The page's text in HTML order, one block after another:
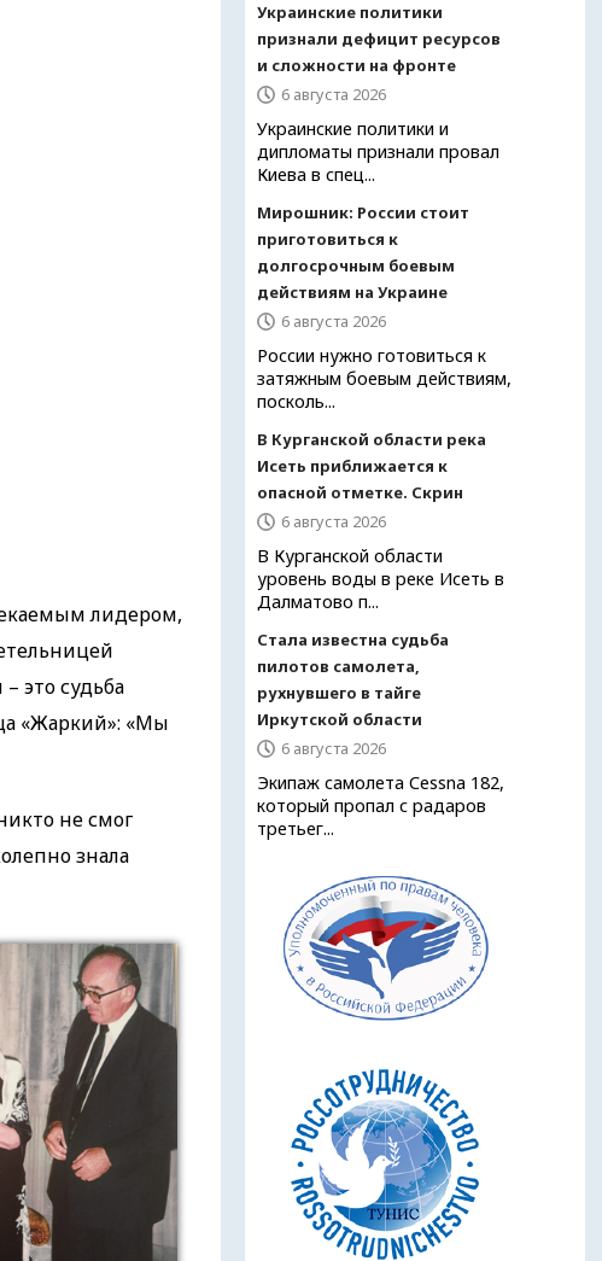
лидером,
это судьба
«Жаркий»: «Мы
не смог
знала
Украинские политики
признали дефицит ресурсов
и сложности на фронте
6 августа 2026
Украинские политики и
дипломаты признали провал
Киева в спец...
Мирошник: России стоит
приготовиться к
долгосрочным боевым
действиям на Украине
6 августа 2026
России нужно готовиться к
затяжным боевым действиям,
посколь...
В Курганской области река
Исеть приближается к
опасной отметке. Скрин
6 августа 2026
В Курганской области
уровень воды в реке Исеть в
Далматово п...
Стала известна судьба
пилотов самолета,
рухнувшего в тайге
Иркутской области
6 августа 2026
Экипаж самолета Cessna 182,
который пропал с радаров
третьег...